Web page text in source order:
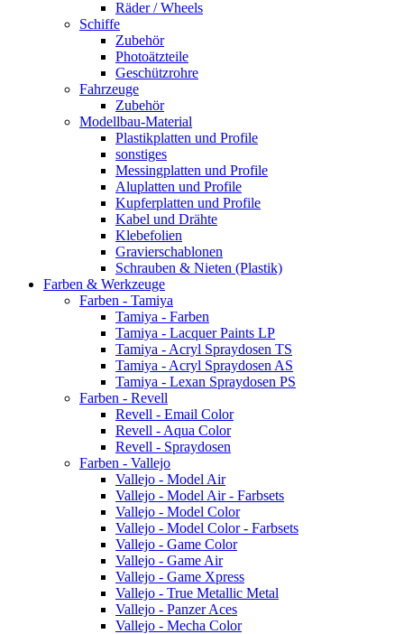
Räder / Wheels
Schiffe
Zubehör
Photoätzteile
Geschützrohre
Fahrzeuge
Zubehör
Modellbau-Material
Plastikplatten und Profile
sonstiges
Messingplatten und Profile
Aluplatten und Profile
Kupferplatten und Profile
Kabel und Drähte
Klebefolien
Gravierschablonen
Schrauben & Nieten (Plastik)
Farben & Werkzeuge
Farben - Tamiya
Tamiya - Farben
Tamiya - Lacquer Paints LP
Tamiya - Acryl Spraydosen TS
Tamiya - Acryl Spraydosen AS
Tamiya - Lexan Spraydosen PS
Farben - Revell
Revell - Email Color
Revell - Aqua Color
Revell - Spraydosen
Farben - Vallejo
Vallejo - Model Air
Vallejo - Model Air - Farbsets
Vallejo - Model Color
Vallejo - Model Color - Farbsets
Vallejo - Game Color
Vallejo - Game Air
Vallejo - Game Xpress
Vallejo - True Metallic Metal
Vallejo - Panzer Aces
Vallejo - Mecha Color